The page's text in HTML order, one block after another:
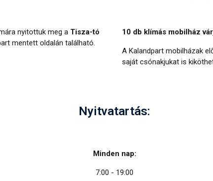
nyitottuk meg a Tisza-tó
mentett oldalán található.
10 db klímás mobilház
A Kalandpart mobilházak
saját csónakjukat is
Nyitvatartás:
Minden nap:
7:00 - 19:00